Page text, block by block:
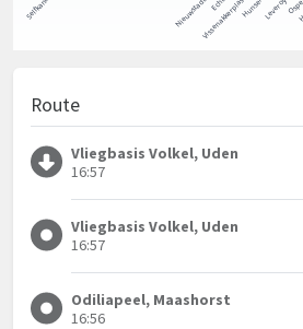
Route
Vliegbasis Volkel, Uden
16:57
Vliegbasis Volkel, Uden
16:57
Odiliapeel, Maashorst
16:56